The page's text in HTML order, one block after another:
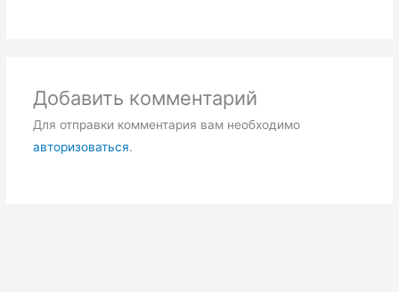
Добавить комментарий
Для отправки комментария вам необходимо
авторизоваться.